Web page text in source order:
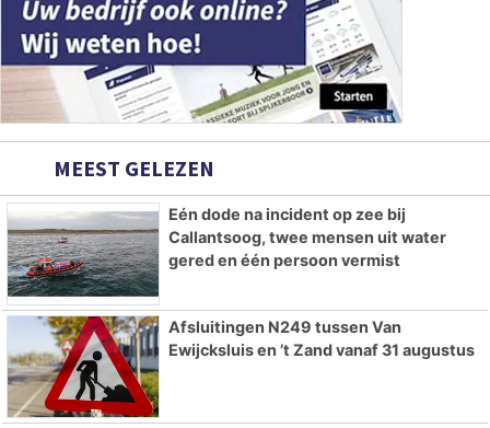
MEEST GELEZEN
Eén dode na incident op zee bij
Callantsoog, twee mensen uit water
gered en één persoon vermist
Afsluitingen N249 tussen Van
Ewijcksluis en ’t Zand vanaf 31 augustus